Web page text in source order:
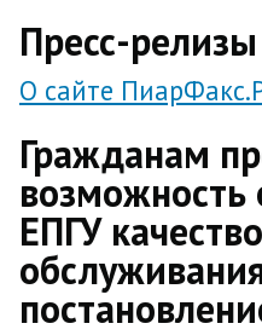
Пресс-
О сайте
Гражданам
возможность
ЕПГУ